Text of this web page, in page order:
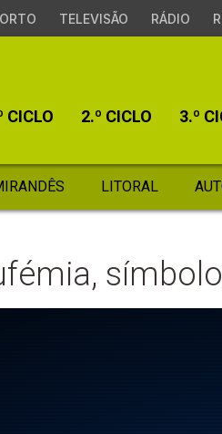
TELEVISÃO RÁDIO
CICLO 2.º CICLO 3.º
LITORAL